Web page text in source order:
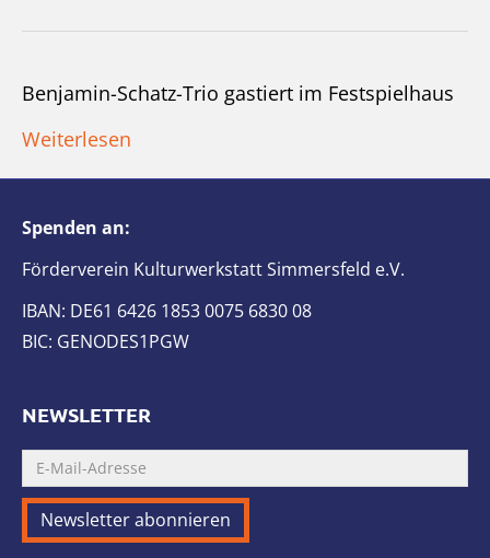
Benjamin-Schatz-Trio gastiert im Festspielhaus
Weiterlesen
Spenden an:
Förderverein Kulturwerkstatt Simmersfeld e.V.
IBAN: DE61 6426 1853 0075 6830 08
BIC: GENODES1PGW
NEWSLETTER